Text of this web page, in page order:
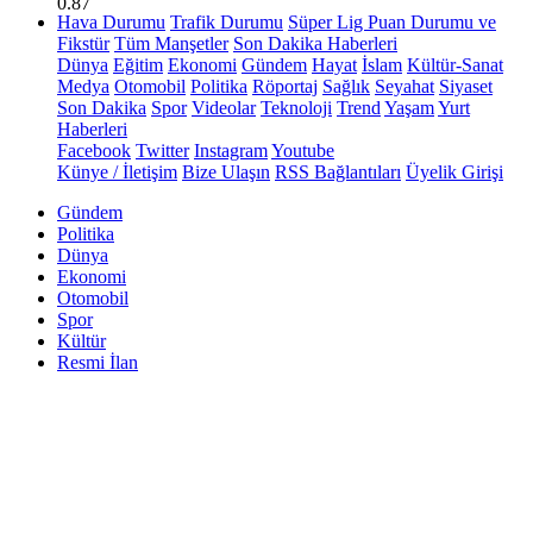
Hava Durumu Trafik Durumu Süper Lig Puan Durumu ve
Fikstür Tüm Manşetler Son Dakika Haberleri
Dünya Eğitim Ekonomi Gündem Hayat İslam Kültür-Sanat
Medya Otomobil Politika Röportaj Sağlık Seyahat Siyaset
Son Dakika Spor Videolar Teknoloji Trend YaşamYurt
Haberleri
Facebook Twitter InstagramYoutube
Künye / İletişim Bize Ulaşın RSS Bağlantıları Üyelik Girişi
Gündem
Politika
Dünya
Ekonomi
Otomobil
Spor
Kültür
Resmi İlan